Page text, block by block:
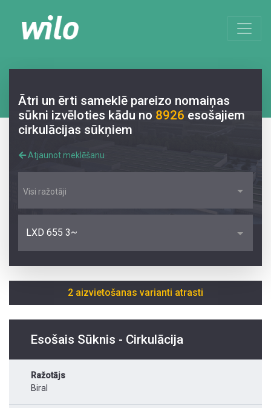
Ātri un ērti sameklē pareizo nomaiņas
sūkni izvēloties kādu no 8926 esošajiem
cirkulācijas sūkņiem
Atjaunot meklēšanu
Visi ražotāji
LXD 655 3~
2 aizvietošanas varianti atrasti
Esošais Sūknis - Cirkulācija
Ražotājs
Biral